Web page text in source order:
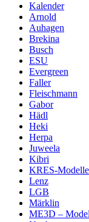
Kalender
Arnold
Auhagen
Brekina
Busch
ESU
Evergreen
Faller
Fleischmann
Gabor
Hädl
Heki
Herpa
Juweela
Kibri
KRES-Modelle
Lenz
LGB
Märklin
ME3D –